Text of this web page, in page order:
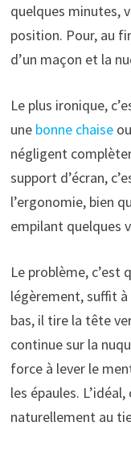
quelques minutes,
position. Pour, au
d’un maçon et la
Le plus ironique,
une bonne chaise
négligent
support d’écran,
l’ergonomie, bien
empilant quelques
Le problème, c’est
légèrement, suffit
bas, il tire la tête
continue sur la
force à lever le
les épaules.
naturellement au